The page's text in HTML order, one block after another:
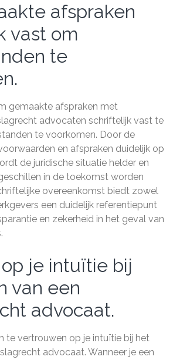
afspraken
vast om
te
gemaakte afspraken met
advocaten schriftelijk vast te
te voorkomen. Door de
en afspraken duidelijk op
de juridische situatie helder en
in de toekomst worden
overeenkomst biedt zowel
een duidelijk referentiepunt
en zekerheid in het geval van
je intuïtie bij
van een
advocaat.
te vertrouwen op je intuïtie bij het
advocaat. Wanneer je een